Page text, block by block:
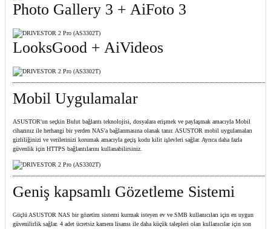
Photo Gallery 3 + AiFoto 3
LooksGood + AiVideos
Mobil Uygulamalar
ASUSTOR'un seçkin Bulut bağlantı teknolojisi, dosyalara erişmek ve paylaşmak amacıyla Mobil
cihazınız ile herhangi bir yerden NAS'a bağlanmasına olanak tanır. ASUSTOR mobil uygulamaları
gizliliğinizi ve verilerinizi korumak amacıyla geçiş kodu kilit işlevleri sağlar. Ayrıca daha fazla
güvenlik için HTTPS bağlantılarını kullanabilirsiniz.
Geniş kapsamlı Gözetleme Sistemi
Güçlü ASUSTOR NAS bir gözetim sistemi kurmak isteyen ev ve SMB kullanıcıları için en uygun
güvenilirlik sağlar. 4 adet ücretsiz kamera lisansı ile daha küçük talepleri olan kullanıcılar için son